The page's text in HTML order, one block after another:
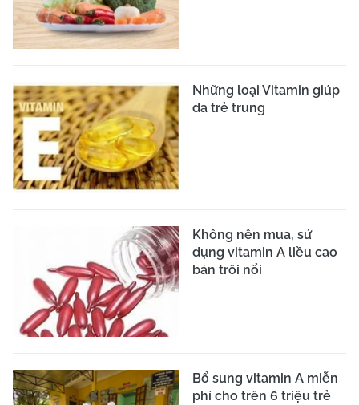
Những loại Vitamin giúp
da trẻ trung
Không nên mua, sử
dụng vitamin A liều cao
bán trôi nổi
Bổ sung vitamin A miễn
phí cho trên 6 triệu trẻ